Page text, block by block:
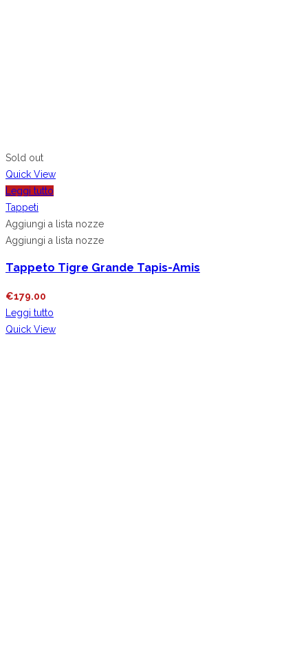
Sold out
Quick View
Leggi tutto
Tappeti
Aggiungi a lista nozze
Aggiungi a lista nozze
Tappeto Tigre Grande Tapis-Amis
€179.00
Leggi tutto
Quick View